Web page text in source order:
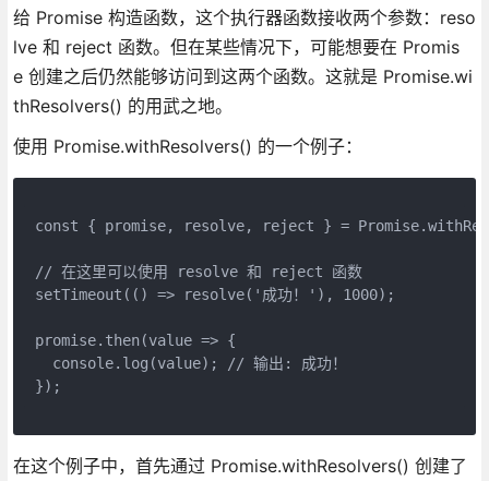
给 Promise 构造函数，这个执行器函数接收两个参数：reso
lve 和 reject 函数。但在某些情况下，可能想要在 Promis
e 创建之后仍然能够访问到这两个函数。这就是 Promise.wi
thResolvers() 的用武之地。
使用 Promise.withResolvers() 的一个例子：
const { promise, resolve, reject } =
// 在这里可以使用 resolve 和 reject 函数
setTimeout(() => resolve('成功！'), 1000);
promise.then(value => {
  console.log(value); // 输出: 成功！
});
在这个例子中，首先通过 Promise.withResolvers() 创建了